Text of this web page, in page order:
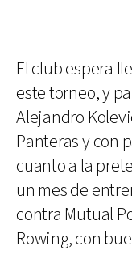
El club espera
este torneo, y
Alejandro
Panteras y con
cuanto a la
un mes de
contra Mutual
Rowing, con